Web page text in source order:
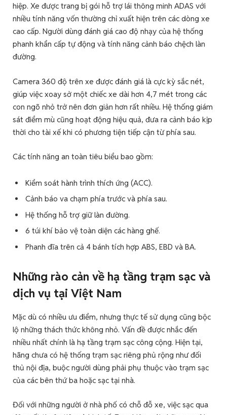
hiệp. Xe được trang bị gói hỗ trợ lái thông minh ADAS với
nhiều tính năng vốn thường chỉ xuất hiện trên các dòng xe
cao cấp. Người dùng đánh giá cao độ nhạy của hệ thống
phanh khẩn cấp tự động và tính năng cảnh báo chệch làn
đường.
Camera 360 độ trên xe được đánh giá là cực kỳ sắc nét,
giúp việc xoay sở một chiếc xe dài hơn 4,7 mét trong các
con ngõ nhỏ trở nên đơn giản hơn rất nhiều. Hệ thống giám
sát điểm mù cũng hoạt động hiệu quả, đưa ra cảnh báo kịp
thời cho tài xế khi có phương tiện tiếp cận từ phía sau.
Các tính năng an toàn tiêu biểu bao gồm:
Kiểm soát hành trình thích ứng (ACC).
Cảnh báo va chạm phía trước và phía sau.
Hệ thống hỗ trợ giữ làn đường.
6 túi khí bảo vệ toàn diện các hàng ghế.
Phanh đĩa trên cả 4 bánh tích hợp ABS, EBD và BA.
Những rào cản về hạ tầng trạm sạc và
dịch vụ tại Việt Nam
Mặc dù có nhiều ưu điểm, nhưng thực tế sử dụng cũng bộc
lộ những thách thức không nhỏ. Vấn đề được nhắc đến
nhiều nhất chính là hạ tầng trạm sạc công cộng. Hiện tại,
hãng chưa có hệ thống trạm sạc riêng phủ rộng như đối
thủ nội địa, buộc người dùng phải phụ thuộc vào trạm sạc
của các bên thứ ba hoặc sạc tại nhà.
Đối với những người ở nhà phố có chỗ đỗ xe, việc sạc qua